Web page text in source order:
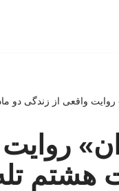
روایت واقعی از زندگی دو